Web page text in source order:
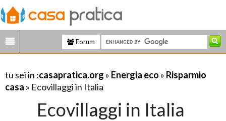
Forum
tu sei in :casapratica.org » Energia eco » Risparmio
casa » Ecovillaggi in Italia
Ecovillaggi in Italia